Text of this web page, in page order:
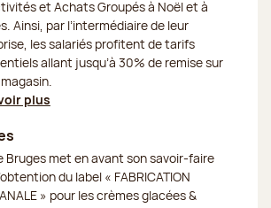
et Achats Groupés à Noël et à
Ainsi, par l’intermédiaire de leur
les salariés profitent de tarifs
allant jusqu’à 30% de remise sur
plus
Bruges met en avant son savoir-faire
du label « FABRICATION
» pour les crèmes glacées &